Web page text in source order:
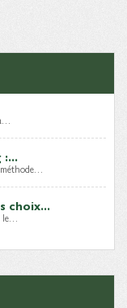
:...
choix...
le…